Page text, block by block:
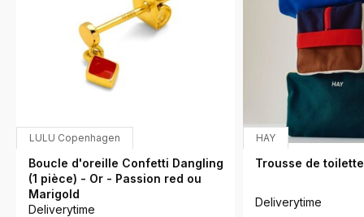
LULU Copenhagen
Boucle d'oreille Confetti Dangling
(1 pièce) - Or - Passion red ou
Marigold
Deliverytime
HAY
Trousse de
Deliverytime